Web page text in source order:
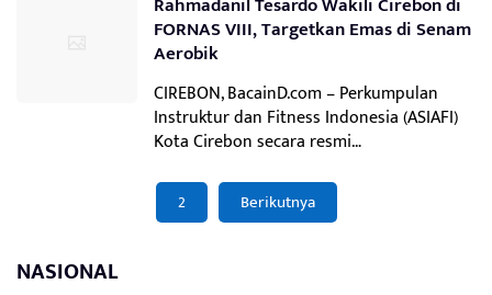
FORNAS VIII, Targetkan Emas di Senam
Aerobik
CIREBON, BacainD.com – Perkumpulan
Instruktur dan Fitness Indonesia (ASIAFI)
Kota Cirebon secara resmi…
2 Berikutnya
NASIONAL